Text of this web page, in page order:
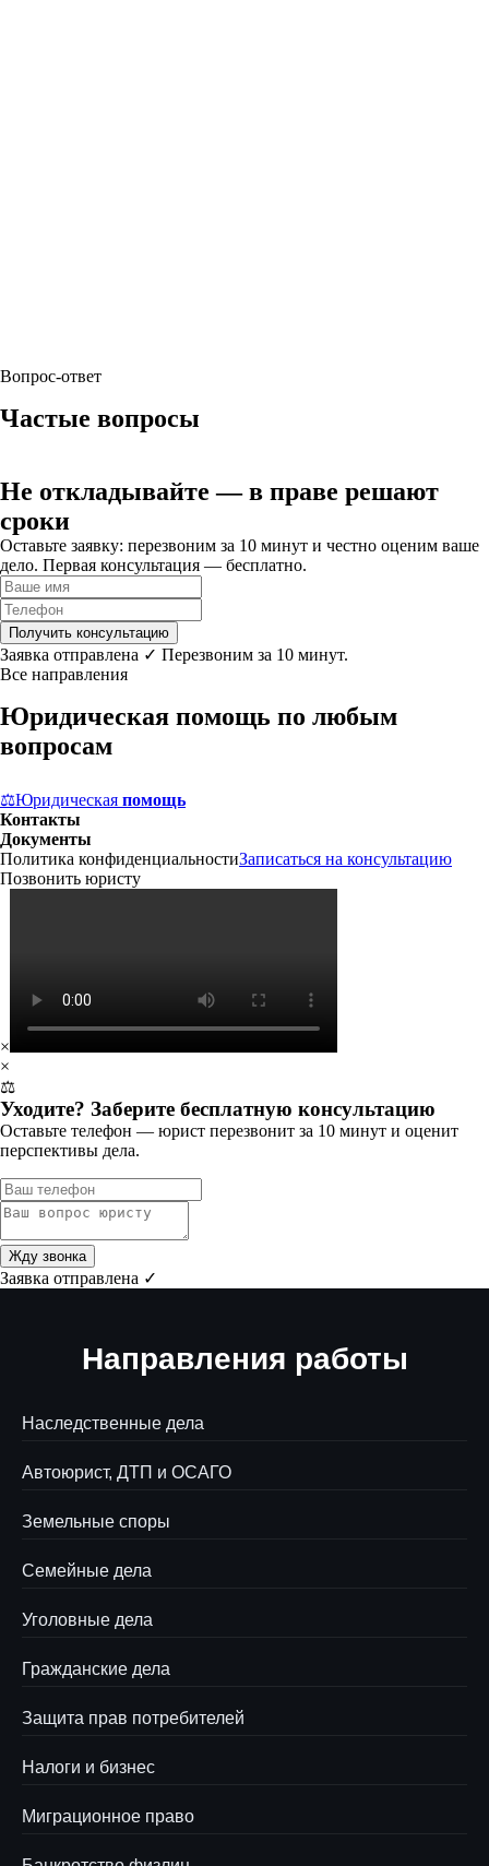
Вопрос-ответ
Частые вопросы
Не откладывайте — в праве решают
сроки
Оставьте заявку: перезвоним за 10 минут и честно оценим ваше
дело. Первая консультация — бесплатно.
Получить консультацию
Заявка отправлена ✓ Перезвоним за 10 минут.
Все направления
Юридическая помощь по любым
вопросам
⚖Юридическая помощь
Контакты
Документы
Политика конфиденциальностиЗаписаться на консультацию
Позвонить юристу
×
×
⚖️
Уходите? Заберите бесплатную консультацию
Оставьте телефон — юрист перезвонит за 10 минут и оценит
перспективы дела.
Жду звонка
Заявка отправлена ✓
Направления работы
Наследственные дела
Автоюрист, ДТП и ОСАГО
Земельные споры
Семейные дела
Уголовные дела
Гражданские дела
Защита прав потребителей
Налоги и бизнес
Миграционное право